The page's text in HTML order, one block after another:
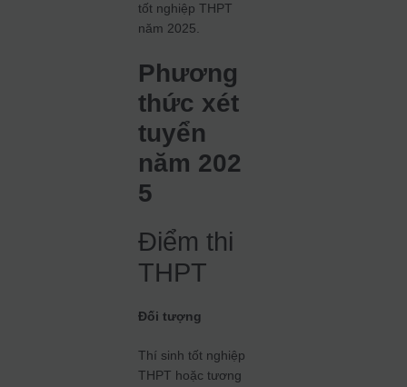
tốt nghiệp THPT
năm 2025.
Phương
thức xét
tuyển
năm 202
5
Điểm thi
THPT
Đối tượng
Thí sinh tốt nghiệp
THPT hoặc tương